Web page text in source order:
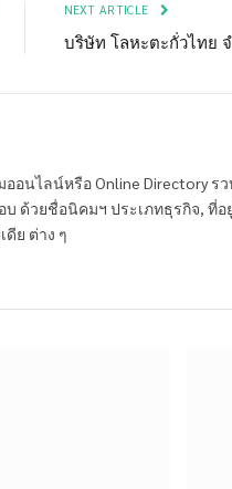
NEXT ARTICLE
บริษัท โลหะตะกั่วไทย
อนไลน์หรือ Online Directory
ด้วยชื่อนิคมฯ ประเภทธุรกิจ, ที่
ย ต่าง ๆ